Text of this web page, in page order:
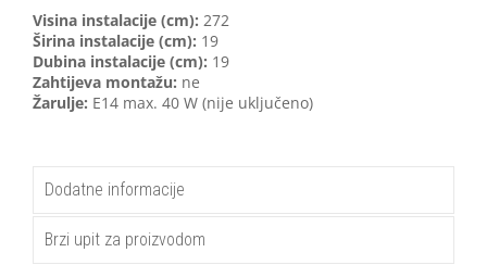
Visina instalacije (cm): 272
Širina instalacije (cm): 19
Dubina instalacije (cm): 19
Zahtijeva montažu: ne
Žarulje: E14 max. 40 W (nije uključeno)
Dodatne informacije
Brzi upit za proizvodom